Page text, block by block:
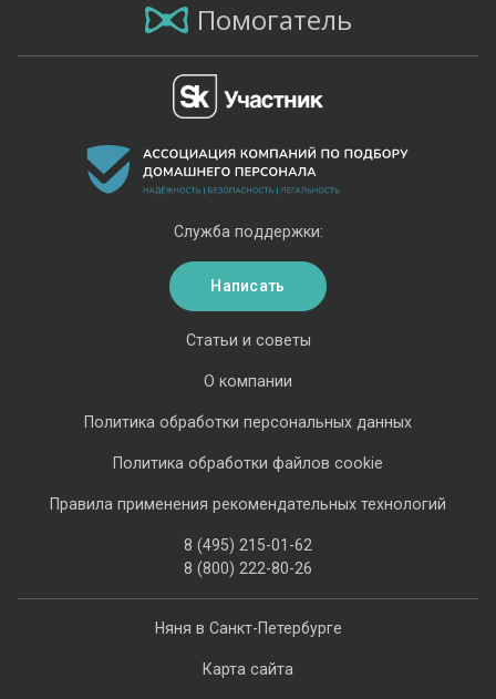
Помогатель
Няня в Санкт-Петербурге
Карта сайта
Статьи и советы
О компании
Политика обработки персональных данных
Политика обработки файлов cookie
Правила применения рекомендательных технологий
8 (495) 215-01-62
8 (800) 222-80-26
Служба поддержки:
Написать